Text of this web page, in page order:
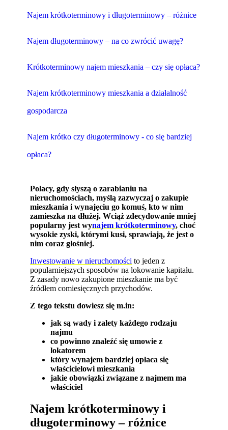
Najem krótkoterminowy i długoterminowy – różnice
Najem długoterminowy – na co zwrócić uwagę?
Krótkoterminowy najem mieszkania – czy się opłaca?
Najem krótkoterminowy mieszkania a działalność
gospodarcza
Najem krótko czy długoterminowy - co się bardziej
opłaca?
Polacy, gdy słyszą o zarabianiu na
nieruchomościach, myślą zazwyczaj o zakupie
mieszkania i wynajęciu go komuś, kto w nim
zamieszka na dłużej. Wciąż zdecydowanie mniej
popularny jest wynajem krótkoterminowy, choć
wysokie zyski, którymi kusi, sprawiają, że jest o
nim coraz głośniej.
Inwestowanie w nieruchomości to jeden z
popularniejszych sposobów na lokowanie kapitału.
Z zasady nowo zakupione mieszkanie ma być
źródłem comiesięcznych przychodów.
Z tego tekstu dowiesz się m.in:
jak są wady i zalety każdego rodzaju
najmu
co powinno znaleźć się umowie z
lokatorem
który wynajem bardziej opłaca się
właścicielowi mieszkania
jakie obowiązki związane z najmem ma
właściciel
Najem krótkoterminowy i
długoterminowy – różnice